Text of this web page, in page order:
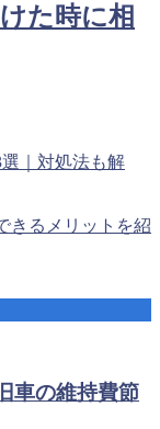
た時に相
｜対処法も解
きるメリットを紹
車の維持費節